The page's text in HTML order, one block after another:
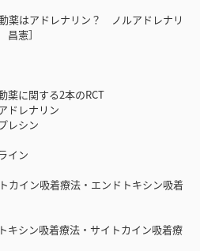
はアドレナリン？ ノルアドレナリ
憲］
に関する2本のRCT
レナリン
シン
イン
イン吸着療法・エンドトキシン吸着
ン吸着療法・サイトカイン吸着療